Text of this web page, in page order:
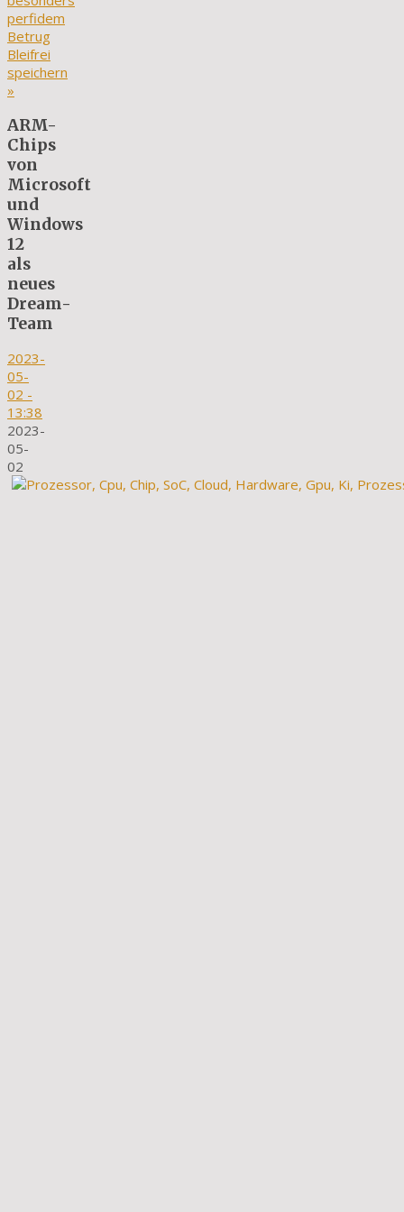
perfidem
Betrug
Bleifrei
speichern
»
ARM-
Chips
von
Microsoft
und
Windows
12
als
neues
Dream-
Team
2023-
05-
02 -
13:38
2023-
05-
02